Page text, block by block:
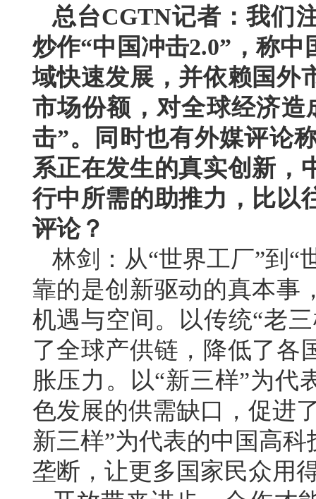
总台CGTN记者：我们
炒作“中国冲击2.0”，称
域快速发展，并依赖国外
市场份额，对全球经济
击”。同时也有外媒评论
系正在发生的真实创新，
行中所需的助推力，比以
评论？
林剑：从“世界工厂”到“
靠的是创新驱动的真本事
机遇与空间。以传统“老
了全球产供链，降低了各
胀压力。以“新三样”为代
色发展的供需缺口，促进
新三样”为代表的中国高
垄断，让更多国家民众用